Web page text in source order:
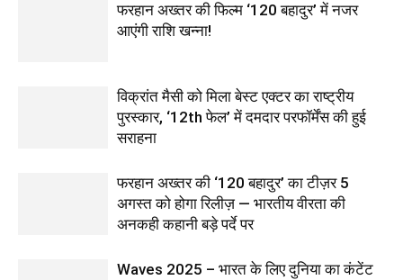
फरहान अख्तर की फिल्म ‘120 बहादुर’ में नजर
आएंगी राशि खन्ना!
विक्रांत मैसी को मिला बेस्ट एक्टर का राष्ट्रीय
पुरस्कार, ‘12th फेल’ में दमदार परफॉर्मेंस की हुई
सराहना
फरहान अख्तर की ‘120 बहादुर’ का टीज़र 5
अगस्त को होगा रिलीज़ — भारतीय वीरता की
अनकही कहानी बड़े पर्दे पर
Waves 2025 – भारत के लिए दुनिया का कंटेंट